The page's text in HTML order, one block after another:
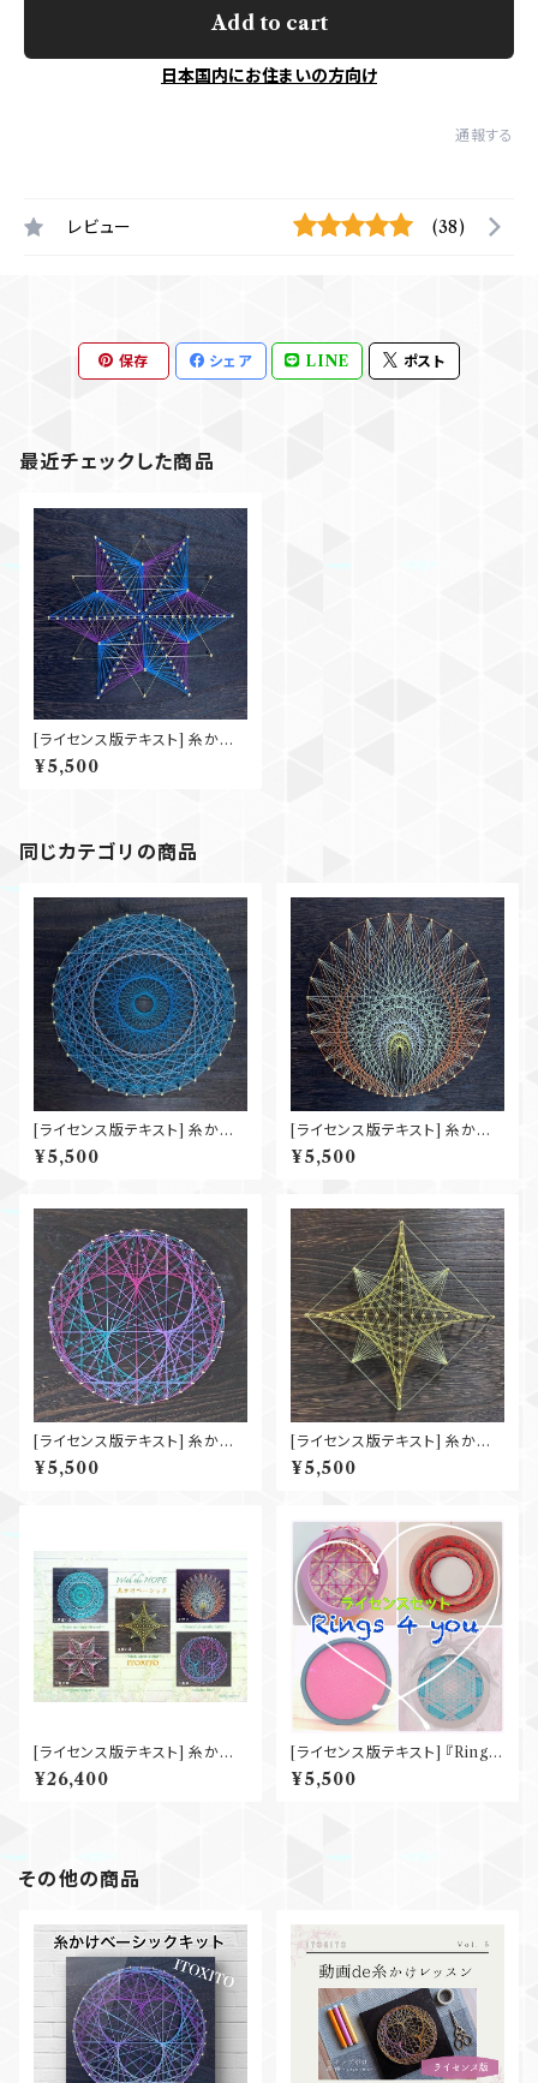
Add to cart
日本国内にお住まいの方向け
通報する
レビュー (38)
保存 シェア LINE ポスト
最近チェックした商品
[ライセンス版テキスト] 糸かけ
ベーシック 『金平糖』
¥5,500
同じカテゴリの商品
[ライセンス版テキスト] 糸かけ
ベーシック 『希望の泉』
¥5,500
[ライセンス版テキスト] 糸かけ
ベーシック 『灯り』
¥5,500
[ライセンス版テキスト] 糸かけ
ベーシック 『菖蒲』
¥5,500
[ライセンス版テキスト] 糸かけ
ベーシック 『願い星』
¥5,500
[ライセンス版テキスト] 糸かけ
ベーシック 5点フルパッケージ
¥26,400
[ライセンス版テキスト] 『Rings
4 you』 4点フルパッケージ
¥5,500
その他の商品